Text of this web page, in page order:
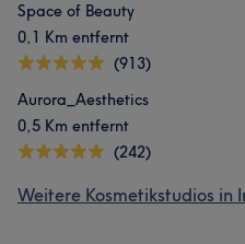
Space of Beauty
0,1 Km entfernt
(913)
Aurora_Aesthetics
0,5 Km entfernt
(242)
Weitere Kosmetikstudios in